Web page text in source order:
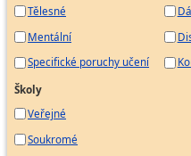
Tělesné
Mentální
Specifické poruchy učení
Školy
Veřejné
Soukromé